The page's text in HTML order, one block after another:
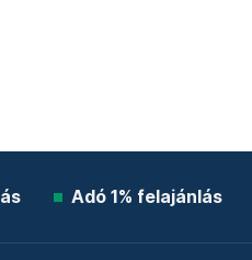
Adó 1% felajánlás